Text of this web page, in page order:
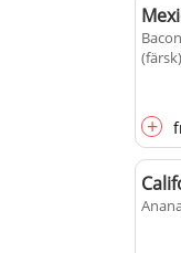
+
(färsk)
+